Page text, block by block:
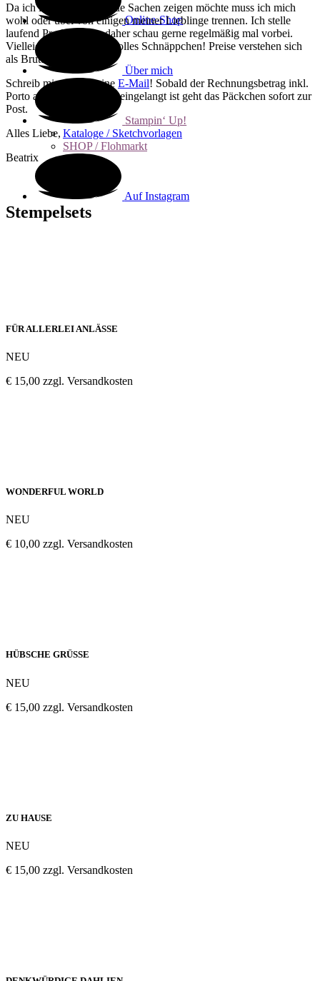
Online-Shop
Über mich
Stampin‘ Up!
Kataloge / Sketchvorlagen
SHOP / Flohmarkt
Auf Instagram
Da ich immer wieder neue Sachen zeigen möchte muss ich mich
wohl oder übel von einigen meiner Lieblinge trennen. Ich stelle
laufend Produkte ein, daher schau gerne regelmäßig mal vorbei.
Vielleicht findest du ein tolles Schnäppchen! Preise verstehen sich
als Bruttopreise.
Schreib mir einfach eine E-Mail! Sobald der Rechnungsbetrag inkl.
Porto auf meinem Konto eingelangt ist geht das Päckchen sofort zur
Post.
Alles Liebe,
Beatrix
Stempelsets
FÜR ALLERLEI ANLÄSSE
NEU
€ 15,00 zzgl. Versandkosten
WONDERFUL WORLD
NEU
€ 10,00 zzgl. Versandkosten
HÜBSCHE GRÜSSE
NEU
€ 15,00 zzgl. Versandkosten
ZU HAUSE
NEU
€ 15,00 zzgl. Versandkosten